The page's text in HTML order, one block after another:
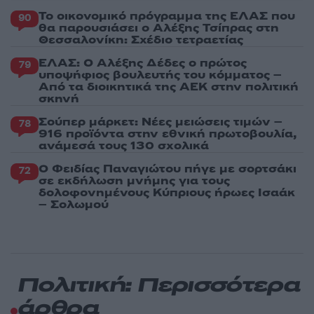
90 Το οικονομικό πρόγραμμα της ΕΛΑΣ που
θα παρουσιάσει ο Αλέξης Τσίπρας στη
Θεσσαλονίκη: Σχέδιο τετραετίας
79 ΕΛΑΣ: Ο Αλέξης Δέδες ο πρώτος
υποψήφιος βουλευτής του κόμματος –
Από τα διοικητικά της ΑΕΚ στην πολιτική
σκηνή
78 Σούπερ μάρκετ: Νέες μειώσεις τιμών –
916 προϊόντα στην εθνική πρωτοβουλία,
ανάμεσά τους 130 σχολικά
72 Ο Φειδίας Παναγιώτου πήγε με σορτσάκι
σε εκδήλωση μνήμης για τους
δολοφονημένους Κύπριους ήρωες Ισαάκ
– Σολωμού
Πολιτική: Περισσότερα
άρθρα